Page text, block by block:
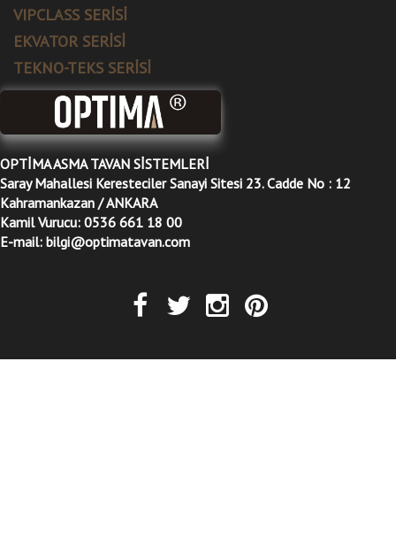
VIPCLASS SERİSİ
EKVATOR SERİSİ
TEKNO-TEKS SERİSİ
OPTİMA ASMA TAVAN SİSTEMLERİ
Saray Mahallesi Keresteciler Sanayi Sitesi 23. Cadde No : 12
Kahramankazan / ANKARA
Kamil Vurucu: 0536 661 18 00
E-mail: bilgi@optimatavan.com